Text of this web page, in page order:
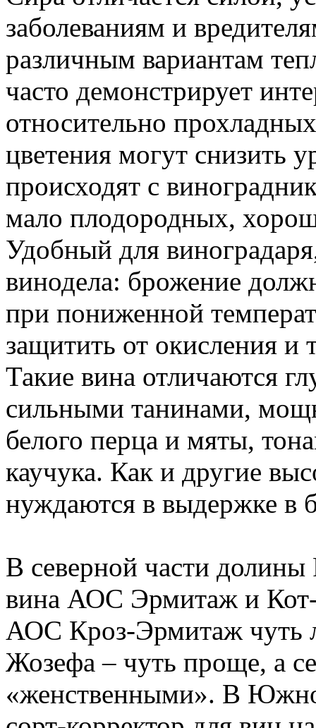
заболеваниям и
различным вариантам
часто демонстрирует
относительно
цветения могут снизить
происходят с
мало плодородных,
Удобный для
винодела: брожение
при пониженной
защитить от окисления и
Такие вина отличаются
сильными танинами,
белого перца и мяты,
каучука. Как и другие
нуждаются в выдержке в
В северной части
вина АОС Эрмитаж и
АОС Кроз-Эрмитаж чуть
Жозефа – чуть проще, а
«женственными». В